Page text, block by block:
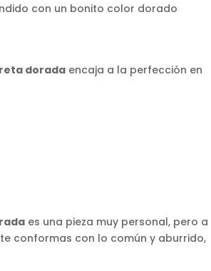
con un bonito color dorado
dorada encaja a la perfección en
es una pieza muy personal, pero a
conformas con lo común y aburrido,